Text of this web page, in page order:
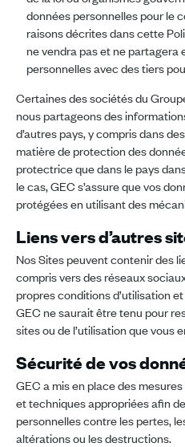
données personnelles pour le
raisons décrites dans cette
ne vendra pas et ne
personnelles avec des tiers
Certaines des sociétés du
nous partageons des
d’autres pays, y compris dans
matière de protection des
protectrice que dans le pays
le cas, GEC s’assure que vos
protégées en utilisant des
Liens vers d’autres
Nos Sites peuvent contenir des
compris vers des réseaux
propres conditions d’utilisation
GEC ne saurait être tenu pour
sites ou de l’utilisation que vous
Sécurité de vos
GEC a mis en place des
et techniques appropriées afin
personnelles contre les pertes,
altérations ou les destructions.